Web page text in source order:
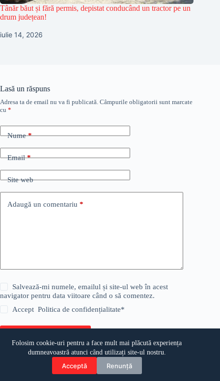
Folosim cookie-uri pentru a face mult mai plăcută experiența
dumneavoastră atunci când utilizați site-ul nostru.
Acceptă Renunță
Tânăr băut și fără permis, depistat conducând un tractor pe un
drum județean!
iulie 14, 2026
Lasă un răspuns
Adresa ta de email nu va fi publicată. Câmpurile obligatorii sunt marcate
cu *
Nume*
Email*
Site web
Adaugă un comentariu *
Salvează-mi numele, emailul și site-ul web în acest
navigator pentru data viitoare când o să comentez.
AcceptPolitica de confidențialitate*